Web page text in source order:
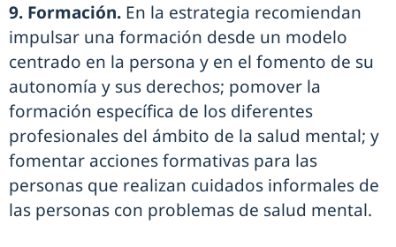
9. Formación. En la estrategia recomiendan
impulsar una formación desde un modelo
centrado en la persona y en el fomento de su
autonomía y sus derechos; pomover la
formación específica de los diferentes
profesionales del ámbito de la salud mental; y
fomentar acciones formativas para las
personas que realizan cuidados informales de
las personas con problemas de salud mental.